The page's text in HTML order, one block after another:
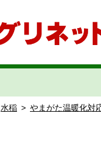
水稲 > やまがた温暖化対